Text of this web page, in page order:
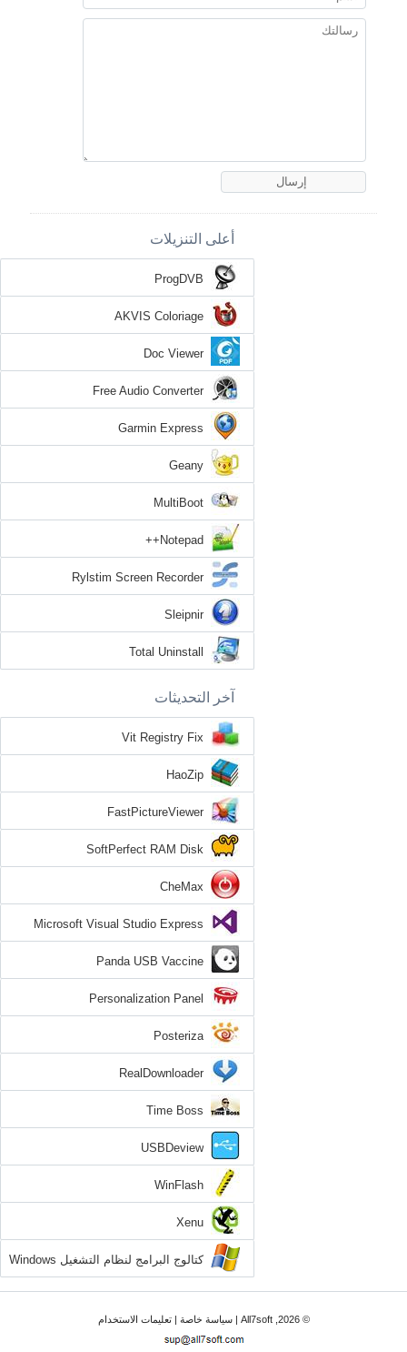
أعلى التنزيلات
ProgDVB
AKVIS Coloriage
Doc Viewer
Free Audio Converter
Garmin Express
Geany
MultiBoot
Notepad++
Rylstim Screen Recorder
Sleipnir
Total Uninstall
آخر التحديثات
Vit Registry Fix
HaoZip
FastPictureViewer
SoftPerfect RAM Disk
CheMax
Microsoft Visual Studio Express
Panda USB Vaccine
Personalization Panel
Posteriza
RealDownloader
Time Boss
USBDeview
WinFlash
Xenu
كتالوج البرامج لنظام التشغيل Windows
7
© 2026, All7soft | سياسة خاصة|تعليمات الاستخدام